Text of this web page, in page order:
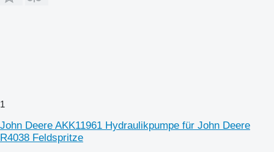
1
John Deere AKK11961 Hydraulikpumpe für John Deere
R4038 Feldspritze